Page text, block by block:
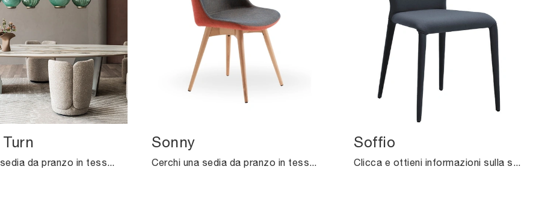
Cerchi una sedia da pranzo in tessuto? Clicca e scopri il modello Britney Turn di Cattelan Italia per ultimare i tuoi locali perfettamente.
Sonny
Cerchi una sedia da pranzo in tessuto? Clicca e scopri il modello Sonny di Midj per completare i tuoi spazi ottimamente.
Soffio
Clicca e ottieni informazioni sulla seduta Soffio di Midj in tessuto: le più belle Sedie fisse moderne ti aspettano.